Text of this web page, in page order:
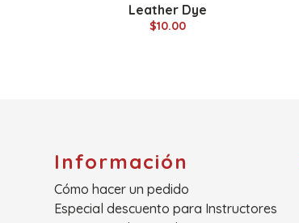
Leather Dye
$10.00
Información
Cómo hacer un pedido
Especial descuento para Instructores